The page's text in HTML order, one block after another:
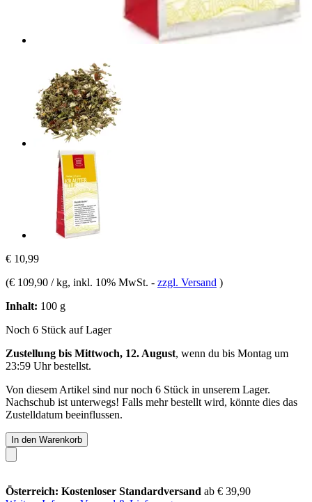
€ 10,99
(€ 109,90 / kg, inkl. 10% MwSt. - zzgl. Versand )
Inhalt: 100 g
Noch 6 Stück auf Lager
Zustellung bis Mittwoch, 12. August, wenn du bis Montag um
23:59 Uhrbestellst.
Von diesem Artikel sind nur noch 6 Stück in unserem Lager.
Nachschub ist unterwegs! Falls mehr bestellt wird, könnte dies das
Zustelldatum beeinflussen.
In den Warenkorb
Österreich: Kostenloser Standardversand ab € 39,90